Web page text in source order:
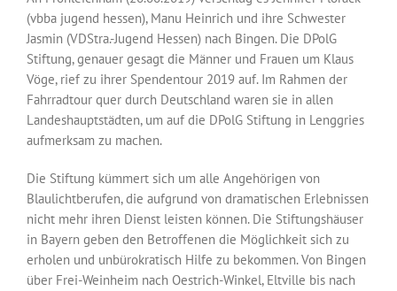
(vbba jugend hessen), Manu Heinrich und ihre Schwester
Jasmin (VDStra.-Jugend Hessen) nach Bingen. Die DPolG
Stiftung, genauer gesagt die Männer und Frauen um Klaus
Vöge, rief zu ihrer Spendentour 2019 auf. Im Rahmen der
Fahrradtour quer durch Deutschland waren sie in allen
Landeshauptstädten, um auf die DPolG Stiftung in Lenggries
aufmerksam zu machen.
Die Stiftung kümmert sich um alle Angehörigen von
Blaulichtberufen, die aufgrund von dramatischen Erlebnissen
nicht mehr ihren Dienst leisten können. Die Stiftungshäuser
in Bayern geben den Betroffenen die Möglichkeit sich zu
erholen und unbürokratisch Hilfe zu bekommen. Von Bingen
über Frei-Weinheim nach Oestrich-Winkel, Eltville bis nach